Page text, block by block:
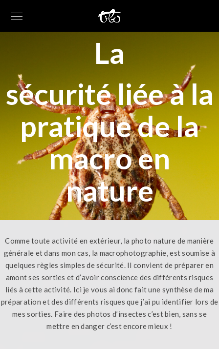
La
sécurité liée à la
pratique de la
macro en
nature
Comme toute activité en extérieur, la photo nature de manière
générale et dans mon cas, la macrophotographie, est soumise à
quelques règles simples de sécurité. Il convient de préparer en
amont ses sorties et d’avoir conscience des différents risques
liés à cette activité. Ici je vous ai donc fait une synthèse de ma
préparation et des différents risques que j’ai pu identifier lors de
mes sorties. Faire des photos d’insectes c’est bien, sans se
mettre en danger c’est encore mieux !